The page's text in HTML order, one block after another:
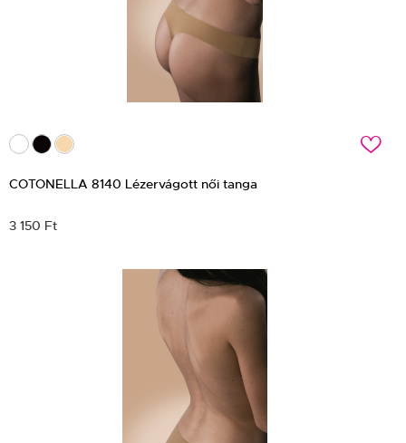
c
COTONELLA 8140 Lézervágott női tanga
3 150 Ft